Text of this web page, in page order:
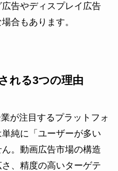
告やディスプレイ広告
合もあります。
れる3つの理由
が注目するプラットフォ
純に「ユーザーが多い
。動画広告市場の構造
、精度の高いターゲテ